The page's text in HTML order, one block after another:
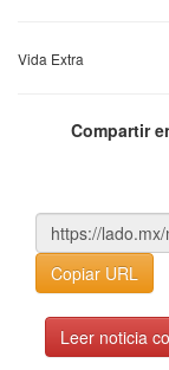
Vida Extra
Compartir
Copiar URL
Leer noticia